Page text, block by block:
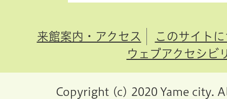
来館案内・アクセス
このサイト
ウェブアクセシビ
Copyright (c) 2020 Yame city.